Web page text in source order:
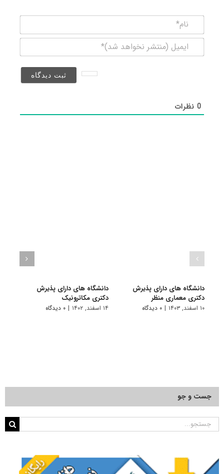
(منتشر
0نظرات
دانشگاه های دارای پذیرش
دکتری ﻣﻌﻤﺎری منظر
۱۰ اسفند, ۱۴۰۳ | ۰ دیدگاه
دانشگاه های دارای پذیرش
دکتری مکاترونیک
۱۴ اسفند, ۱۴۰۲ | ۰ دیدگاه
جست و جو
جستجو